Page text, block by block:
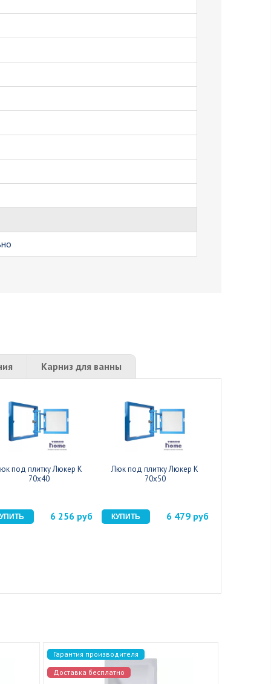
Карниз для ванны
под плитку Люкер К
70x40
6 256 руб
Люк под плитку Люкер К
70x50
6 479 руб
Гарантия производителя
Доставка бесплатно